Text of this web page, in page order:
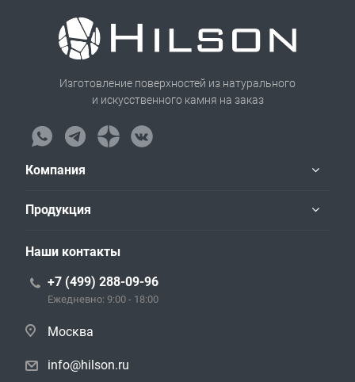
Изготовление поверхностей из натурального
и искусственного камня на заказ
Компания
Продукция
Наши контакты
+7 (499) 288-09-96
Ежедневно: 9:00 - 18:00
Москва
info@hilson.ru